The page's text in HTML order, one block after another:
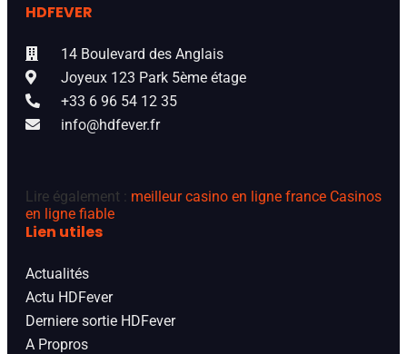
HDFEVER
14 Boulevard des Anglais
Joyeux 123 Park 5ème étage
+33 6 96 54 12 35
info@hdfever.fr
Lire également : meilleur casino en ligne france Casinos
en ligne fiable
Lien utiles
Actualités
Actu HDFever
Derniere sortie HDFever
A Propros